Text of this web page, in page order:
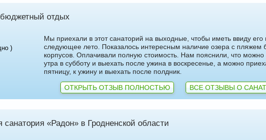
отдых
)
Мы приехали в этот санаторий на выходные, чтобы иметь ввиду его
следующее лето. Показалось интересным наличие озера с пляжем
корпусов. Оплачивали полную стоимость. Нам пояснили, что можно
утра в субботу и выехать после ужина в воскресенье, а можно
пятницу, к ужину и выехать после полдник.
ОТКРЫТЬ ОТЗЫВ ПОЛНОСТЬЮ ВСЕ ОТЗЫВЫ О
«Радон» в Гродненской области